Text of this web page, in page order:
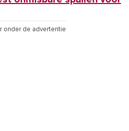
onder de advertentie